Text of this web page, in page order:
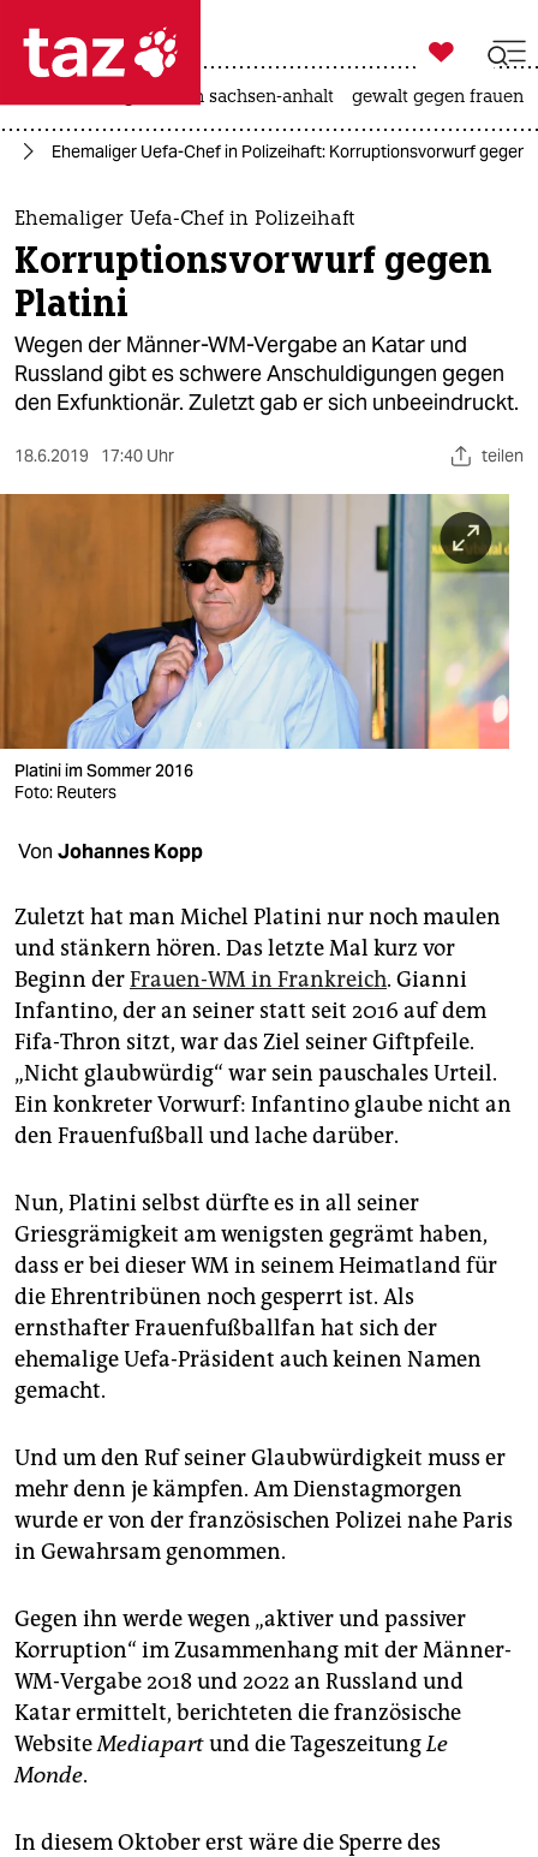
 taz zahl ich
taz zahl ich
themen
politik
öko
gesellschaft
sport
wahrheit
verlag
veranstaltungen
shop
unterstützen
abo
genossenschaft
epaper login

taz zahl ich
landtagswahl in sachsen-anhalt gewalt gegen frauen
Ehemaliger Uefa-Chef in Polizeihaft: Korruptionsvorwurf gegen
Ehemaliger Uefa-Chef in Polizeihaft
Korruptionsvorwurf gegen
Platini
Wegen der Männer-WM-Vergabe an Katar und
Russland gibt es schwere Anschuldigungen gegen
den Exfunktionär. Zuletzt gab er sich unbeeindruckt.
18.6.2019 17:40 Uhr teilen
Platini im Sommer 2016
Foto: Reuters
Von Johannes Kopp
Zuletzt hat man Michel Platini nur noch maulen
und stänkern hören. Das letzte Mal kurz vor
Beginn derFrauen-WM in Frankreich. Gianni
Infantino, der an seiner statt seit 2016 auf dem
Fifa-Thron sitzt, war das Ziel seiner Giftpfeile.
„Nicht glaubwürdig“ war sein pauschales Urteil.
Ein konkreter Vorwurf: Infantino glaube nicht an
den Frauenfußball und lache darüber.
Nun, Platini selbst dürfte es in all seiner
Griesgrämigkeit am wenigsten gegrämt haben,
dass er bei dieser WM in seinem Heimatland für
die Ehrentribünen noch gesperrt ist. Als
ernsthafter Frauenfußballfan hat sich der
ehemalige Uefa-Präsident auch keinen Namen
gemacht.
Und um den Ruf seiner Glaubwürdigkeit muss er
mehr denn je kämpfen. Am Dienstagmorgen
wurde er von der französischen Polizei nahe Paris
in Gewahrsam genommen.
Gegen ihn werde wegen „aktiver und passiver
Korruption“ im Zusammenhang mit der Männer-
WM-Vergabe 2018 und 2022 an Russland und
Katar ermittelt, berichteten die französische
WebsiteMediapartund die TageszeitungLe
Monde.
In diesem Oktober erst wäre die Sperre des